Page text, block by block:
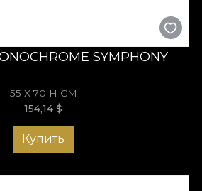
SYMPHONY
55 X 70 H СМ
154,14 $
Купить